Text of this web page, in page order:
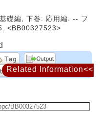
礎編, 下巻: 応用編. -- フ
<BB00327523>
Related Information<<